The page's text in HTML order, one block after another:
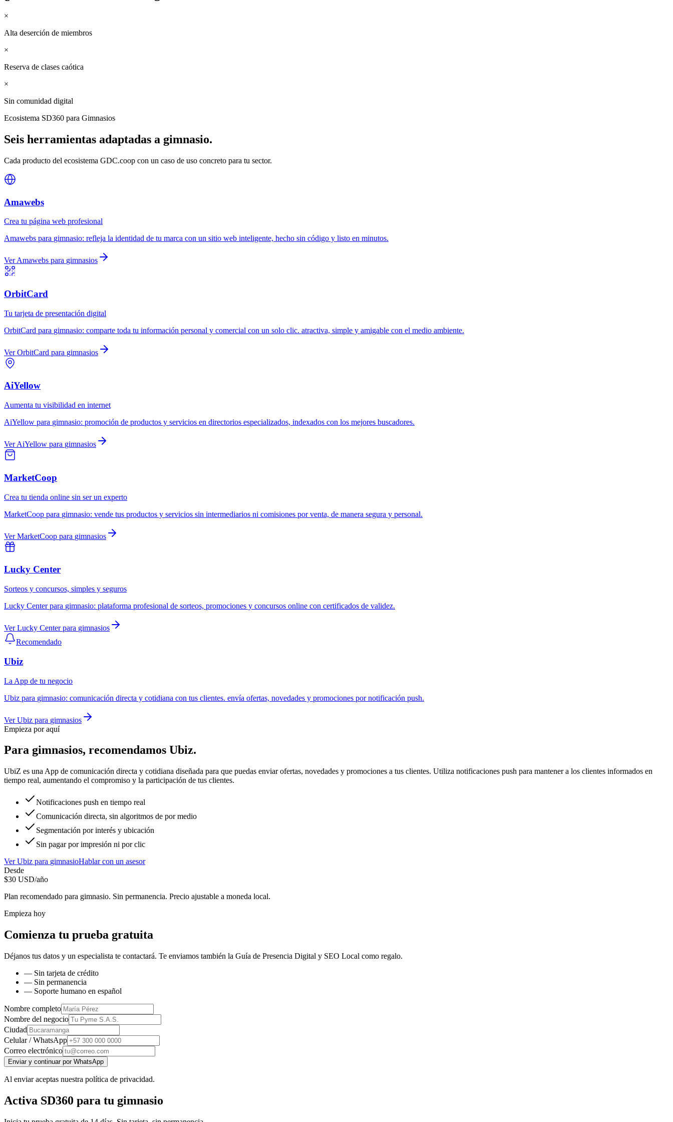
×
Alta deserción de miembros
×
Reserva de clases caótica
×
Sin comunidad digital
Ecosistema SD360 para Gimnasios
Seis herramientas adaptadas a gimnasio.
Cada producto del ecosistema GDC.coop con un caso de uso concreto para tu sector.
Amawebs
Crea tu página web profesional
Amawebs para gimnasio: refleja la identidad de tu marca con un sitio web inteligente, hecho sin código y listo en minutos.
VerAmawebs para gimnasios
OrbitCard
Tu tarjeta de presentación digital
OrbitCard para gimnasio: comparte toda tu información personal y comercial con un solo clic. atractiva, simple y amigable con el medio ambiente.
VerOrbitCard para gimnasios
AiYellow
Aumenta tu visibilidad en internet
AiYellow para gimnasio: promoción de productos y servicios en directorios especializados, indexados con los mejores buscadores.
VerAiYellow para gimnasios
MarketCoop
Crea tu tienda online sin ser un experto
MarketCoop para gimnasio: vende tus productos y servicios sin intermediarios ni comisiones por venta, de manera segura y personal.
VerMarketCoop para gimnasios
Lucky Center
Sorteos y concursos, simples y seguros
Lucky Centerpara gimnasio: plataforma profesional de sorteos, promociones y concursos online con certificados de validez.
VerLucky Centerpara gimnasios
Recomendado
Ubiz
La App de tu negocio
Ubiz para gimnasio: comunicación directa y cotidiana con tus clientes. envía ofertas, novedades y promociones por notificación push.
VerUbiz para gimnasios
Empieza por aquí
Para gimnasios, recomendamos Ubiz.
UbiZ es una App de comunicación directa y cotidiana diseñada para que puedas enviar ofertas, novedades y promociones a tus clientes. Utiliza notificaciones push para mantener a los clientes informados en
tiempo real, aumentando el compromiso y la participación de tus clientes.
Notificaciones push en tiempo real
Comunicación directa, sin algoritmos de por medio
Segmentación por interés y ubicación
Sin pagar por impresión ni por clic
VerUbiz para gimnasioHablar con un asesor
Desde
$30 USD/año
Plan recomendado para gimnasio. Sin permanencia. Precio ajustable a moneda local.
Empieza hoy
Comienza tu prueba gratuita
Déjanos tus datos y un especialista te contactará. Te enviamos también la Guía de Presencia Digital y SEO Local como regalo.
— Sin tarjeta de crédito
— Sin permanencia
— Soporte humano en español
Nombre completo
Nombre del negocio
Ciudad
Celular / WhatsApp
Correo electrónico
Enviar y continuar por WhatsApp
Al enviar aceptas nuestra política de privacidad.
Activa SD360 para tu gimnasio